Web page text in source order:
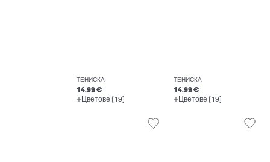
ТЕНИСКА
14.99 €
Цветове (19)
ТЕНИСКА
14.99 €
Цветове (19)